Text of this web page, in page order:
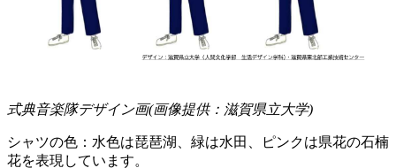
式典音楽隊デザイン画(画像提供：滋賀県立大学)
シャツの色：水色は琵琶湖、緑は水田、ピンクは県花の石楠
花を表現しています。